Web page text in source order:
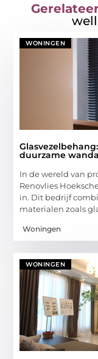
WONINGEN
duurzame
In de wereld van
Renovlies
in. Dit bedrijf
materialen zoals
Woningen
WONINGEN